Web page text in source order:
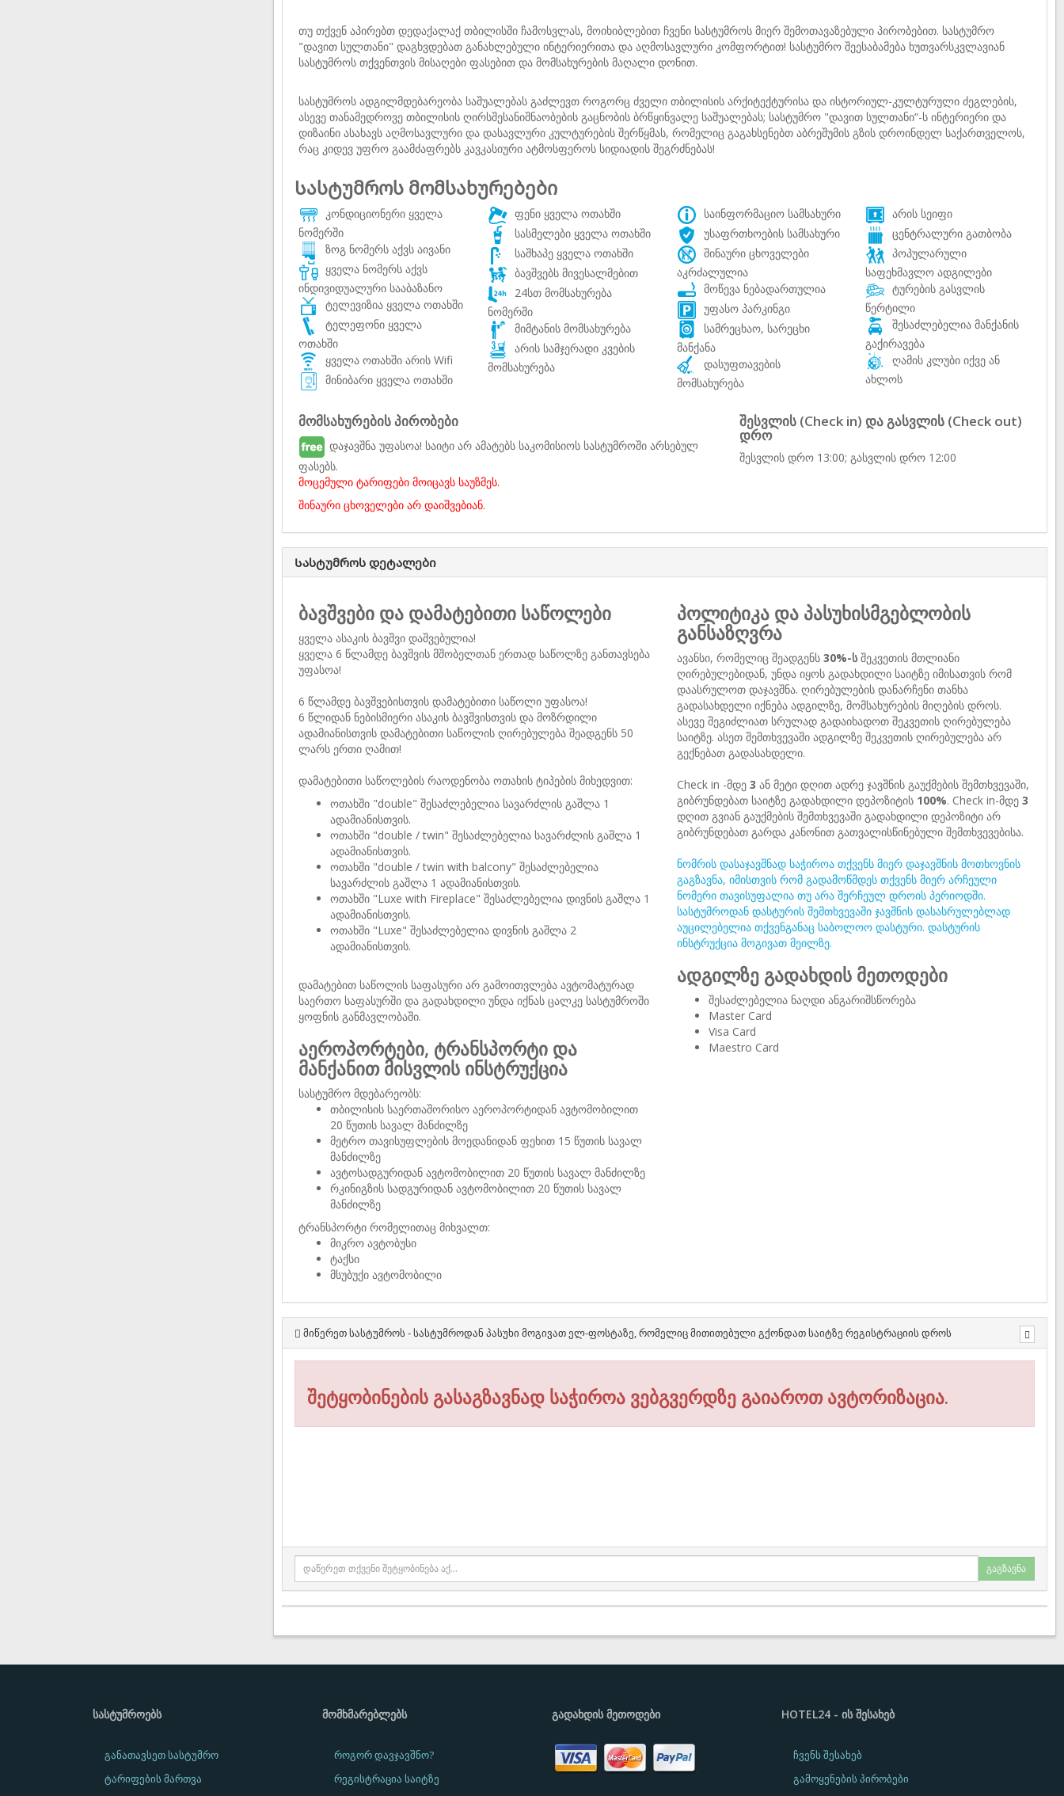
თუ თქვენ აპირებთ დედაქალაქ თბილისში ჩამოსვლას, მოიხიბლებით ჩვენი სასტუმროს მიერ შემოთავაზებული პირობებით. სასტუმრო
"დავით სულთანი" დაგხვდებათ განახლებული ინტერიერითა და აღმოსავლური კომფორტით! სასტუმრო შეესაბამება ხუთვარსკვლავიან
სასტუმროს თქვენთვის მისაღები ფასებით და მომსახურების მაღალი დონით.
სასტუმროს ადგილმდებარეობა საშუალებას გაძლევთ როგორც ძველი თბილისის არქიტექტურისა და ისტორიულ-კულტურული ძეგლების,
ასევე თანამედროვე თბილისის ღირსშესანიშნაობების გაცნობის ბრწყინვალე საშუალებას; სასტუმრო "დავით სულთანი“-ს ინტერიერი და
დიზაინი ასახავს აღმოსავლური და დასავლური კულტურების შერწყმას, რომელიც გაგახსენებთ აბრეშუმის გზის დროინდელ საქართველოს,
რაც კიდევ უფრო გაამძაფრებს კავკასიური ატმოსფეროს სიდიადის შეგრძნებას!
Სასტუმროს მომსახურებები
კონდიციონერი ყველა
ნომერში
ზოგ ნომერს აქვს აივანი
ყველა ნომერს აქვს
ინდივიდუალური სააბაზანო
ტელევიზია ყველა ოთახში
ტელეფონი ყველა
ოთახში
ყველა ოთახში არის Wifi
მინიბარი ყველა ოთახში
ფენი ყველა ოთახში
სასმელები ყველა ოთახში
საშხაპე ყველა ოთახში
ბავშვებს მივესალმებით
24სთ მომსახურება
ნომერში
მიმტანის მომსახურება
არის სამჯერადი კვების
მომსახურება
საინფორმაციო სამსახური
უსაფრთხოების სამსახური
შინაური ცხოველები
აკრძალულია
მოწევა ნებადართულია
უფასო პარკინგი
სამრეცხაო, სარეცხი
მანქანა
დასუფთავების
მომსახურება
არის სეიფი
ცენტრალური გათბობა
პოპულარული
საფეხმავლო ადგილები
ტურების გასვლის
წერტილი
შესაძლებელია მანქანის
გაქირავება
ღამის კლუბი იქვე ან
ახლოს
მომსახურების პირობები
დაჯავშნა უფასოა! საიტი არ ამატებს საკომისიოს სასტუმროში არსებულ
ფასებს.
მოცემული ტარიფები მოიცავს საუზმეს.
შინაური ცხოველები არ დაიშვებიან.
შესვლის (Check in) და გასვლის (Check out)
დრო
შესვლის დრო 13:00; გასვლის დრო 12:00
Სასტუმროს დეტალები
ბავშვები და დამატებითი საწოლები
ყველა ასაკის ბავშვი დაშვებულია!
ყველა 6 წლამდე ბავშვის მშობელთან ერთად საწოლზე განთავსება
უფასოა!
6 წლამდე ბავშვებისთვის დამატებითი საწოლი უფასოა!
6 წლიდან ნებისმიერი ასაკის ბავშვისთვის და მოზრდილი
ადამიანისთვის დამატებითი საწოლის ღირებულება შეადგენს 50
ლარს ერთი ღამით!
დამატებითი საწოლების რაოდენობა ოთახის ტიპების მიხედვით:
ოთახში "double" შესაძლებელია სავარძლის გაშლა 1
ადამიანისთვის.
ოთახში "double / twin" შესაძლებელია სავარძლის გაშლა 1
ადამიანისთვის.
ოთახში "double / twin with balcony" შესაძლებელია
სავარძლის გაშლა 1 ადამიანისთვის.
ოთახში "Luxe with Fireplace" შესაძლებელია დივნის გაშლა 1
ადამიანისთვის.
ოთახში "Luxe" შესაძლებელია დივნის გაშლა 2
ადამიანისთვის.
დამატებით საწოლის საფასური არ გამოითვლება ავტომატურად
საერთო საფასურში და გადახდილი უნდა იქნას ცალკე სასტუმროში
ყოფნის განმავლობაში.
აეროპორტები, ტრანსპორტი და
მანქანით მისვლის ინსტრუქცია
სასტუმრო მდებარეობს:
თბილისის საერთაშორისო აეროპორტიდან ავტომობილით
20 წუთის სავალ მანძილზე
მეტრო თავისუფლების მოედანიდან ფეხით 15 წუთის სავალ
მანძილზე
ავტოსადგურიდან ავტომობილით 20 წუთის სავალ მანძილზე
რკინიგზის სადგურიდან ავტომობილით 20 წუთის სავალ
მანძილზე
ტრანსპორტი რომელითაც მიხვალთ:
მიკრო ავტობუსი
ტაქსი
მსუბუქი ავტომობილი
პოლიტიკა და პასუხისმგებლობის
განსაზღვრა
ავანსი, რომელიც შეადგენს 30%-სშეკვეთის მთლიანი
ღირებულებიდან, უნდა იყოს გადახდილი საიტზე იმისათვის რომ
დაასრულოთ დაჯავშნა. ღირებულების დანარჩენი თანხა
გადასახდელი იქნება ადგილზე, მომსახურების მიღების დროს.
ასევე შეგიძლიათ სრულად გადაიხადოთ შეკვეთის ღირებულება
საიტზე. ასეთ შემთხვევაში ადგილზე შეკვეთის ღირებულება არ
გექნებათ გადასახდელი.
Check in -მდე 3 ან მეტი დღით ადრე ჯავშნის გაუქმების შემთხვევაში,
გიბრუნდებათ საიტზე გადახდილი დეპოზიტის 100%. Check in-მდე 3
დღით გვიან გაუქმების შემთხვევაში გადახდილი დეპოზიტი არ
გიბრუნდებათ გარდა კანონით გათვალისწინებული შემთხვევებისა.
ნომრის დასაჯავშნად საჭიროა თქვენს მიერ დაჯავშნის მოთხოვნის
გაგზავნა, იმისთვის რომ გადამოწმდეს თქვენს მიერ არჩეული
ნომერი თავისუფალია თუ არა შერჩეულ დროის პერიოდში.
სასტუმროდან დასტურის შემთხვევაში ჯავშნის დასასრულებლად
აუცილებელია თქვენგანაც საბოლოო დასტური. დასტურის
ინსტრუქცია მოგივათ მეილზე.
ადგილზე გადახდის მეთოდები
შესაძლებელია ნაღდი ანგარიშსწორება
Master Card
Visa Card
Maestro Card
მიწერეთ სასტუმროს - სასტუმროდან პასუხი მოგივათ ელ-ფოსტაზე, რომელიც მითითებული გქონდათ საიტზე რეგისტრაციის დროს
შეტყობინების გასაგზავნად საჭიროა ვებგვერდზე გაიაროთ ავტორიზაცია.
გაგზავნა
ᲡᲐᲡᲢᲣᲛᲠᲝᲔᲑᲡ
განათავსეთ სასტუმრო
ტარიფების მართვა
ᲛᲝᲛᲮᲛᲐᲠᲔᲑᲚᲔᲑᲡ
როგორ დავჯავშნო?
რეგისტრაცია საიტზე
ᲒᲐᲓᲐᲮᲓᲘᲡ ᲛᲔᲗᲝᲓᲔᲑᲘ HOTEL24 - ᲘᲡ ᲨᲔᲡᲐᲮᲔᲑ
ჩვენს შესახებ
გამოყენების პირობები